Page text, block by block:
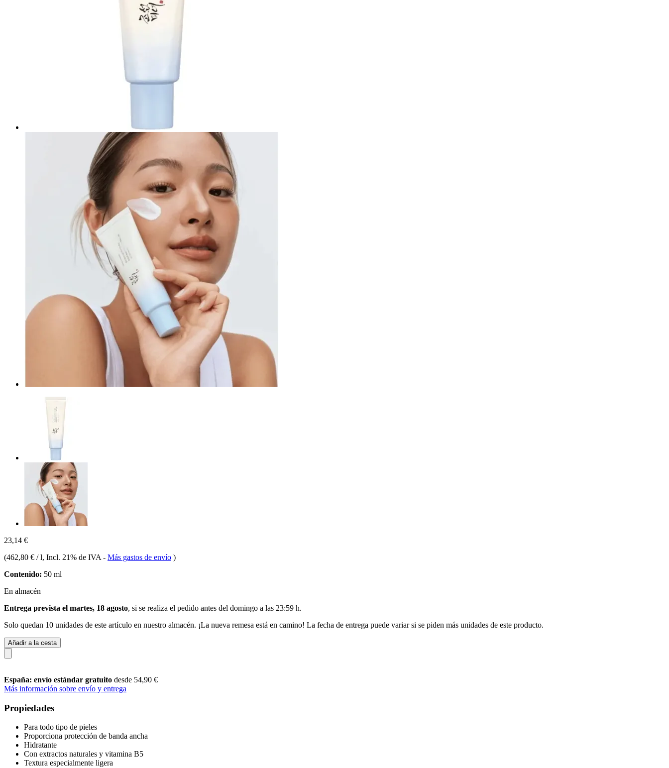
23,14 €
(462,80 € / l, Incl. 21% de IVA - Más gastos de envío )
Contenido: 50 ml
En almacén
Entrega prevista el martes, 18 agosto, si se realiza el pedido antes del domingo a las 23:59 h.
Solo quedan 10 unidades de este artículo en nuestro almacén. ¡La nueva remesa está en camino! La fecha de entrega puede variar si se piden más unidades de este producto.
Añadir a la cesta
España: envío estándar gratuito desde 54,90 €
Más información sobre envío y entrega
Propiedades
Para todo tipo de pieles
Proporciona protección de banda ancha
Hidratante
Con extractos naturales y vitamina B5
Textura especialmente ligera